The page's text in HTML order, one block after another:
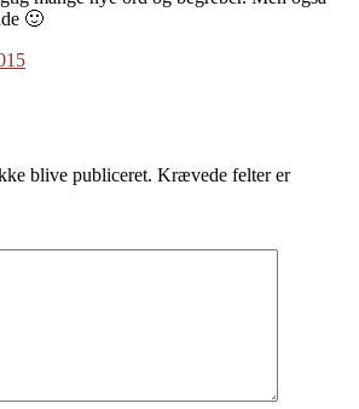
🙂
blive publiceret. Krævede felter er